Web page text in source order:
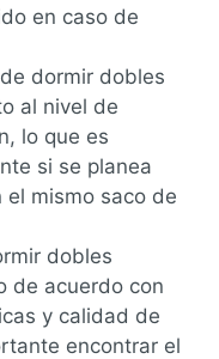
en caso de
dormir dobles
al nivel de
lo que es
si se planea
el mismo saco de
dobles
de acuerdo con
y calidad de
encontrar el